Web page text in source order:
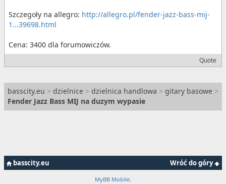
Szczegoły na allegro: http://allegro.pl/fender-jazz-bass-mij-
1...39698.html
Cena: 3400 dla forumowiczów.
Quote
basscity.eu > dzielnice > dzielnica handlowa > gitary basowe >
Fender Jazz Bass MIJ na duzym wypasie
Wróć do góry
basscity.eu
MyBB Mobile.